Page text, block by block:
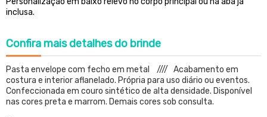
inclusa.
Confira mais detalhes do brinde
Pasta envelope com fecho em metal //// Acabamento em
costura e interior aflanelado. Própria para uso diário ou eventos.
Confeccionada em couro sintético de alta densidade. Disponível
nas cores preta e marrom. Demais cores sob consulta.